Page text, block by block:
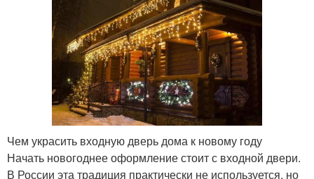
Чем украсить входную дверь дома к новому году
Начать новогоднее оформление стоит с входной двери.
В России эта традиция практически не используется, но